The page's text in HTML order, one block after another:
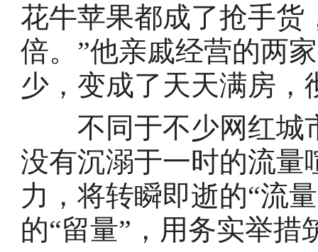
花牛苹果都成了抢手货
倍。”他亲戚经营的两
少，变成了天天满房
不同于不少网红城
没有沉溺于一时的流量
力，将转瞬即逝的“流
的“留量”，用务实举措